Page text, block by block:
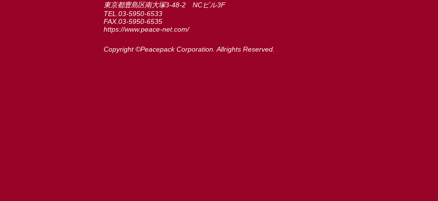
東京都豊島区南大塚3-48-2 NCビル3F
TEL.03-5950-6533
FAX.03-5950-6535
https://www.peace-net.com/
Copyright ©Peacepack Corporation. Allrights Reserved.